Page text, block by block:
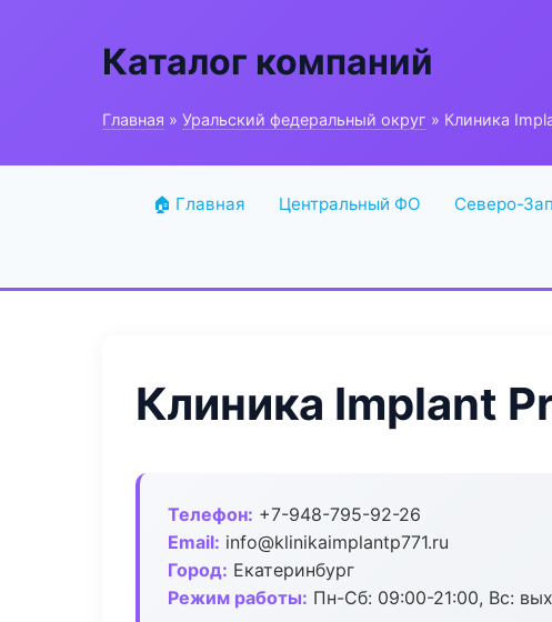
Каталог компаний
Главная » Уральский федеральный округ » Клиника
🏠 Главная Центральный ФО Северо-
Клиника Implant
Телефон: +7-948-795-92-26
Email: info@klinikaimplantp771.ru
Город: Екатеринбург
Режим работы: Пн-Сб: 09:00-21:00, Вс: